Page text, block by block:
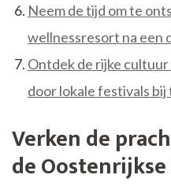
Neem de tijd om te
wellnessresort na een
Ontdek de rijke
door lokale festivals bij
Verken de
de